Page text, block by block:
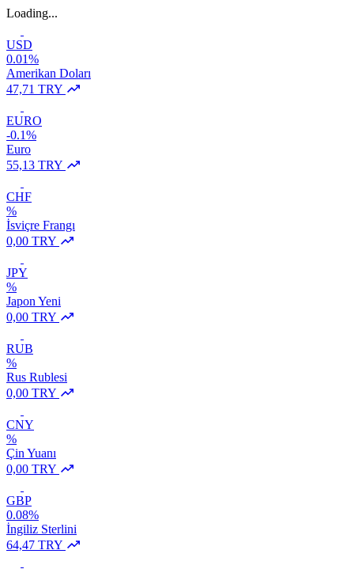
Loading...
USD
0.01%
Amerikan Doları
47,71 TRY
EURO
-0.1%
Euro
55,13 TRY
CHF
%
İsviçre Frangı
0,00 TRY
JPY
%
Japon Yeni
0,00 TRY
RUB
%
Rus Rublesi
0,00 TRY
CNY
%
Çin Yuanı
0,00 TRY
GBP
0.08%
İngiliz Sterlini
64,47 TRY